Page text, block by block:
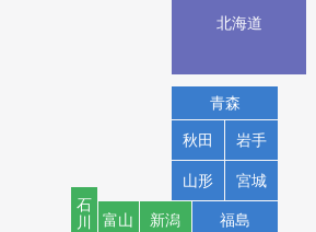
北海道
青森
岩手
宮城
秋田
山形
福島
新潟
富山
石
川